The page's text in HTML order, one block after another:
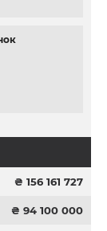
₴ 156 161 727
₴ 94 100 000